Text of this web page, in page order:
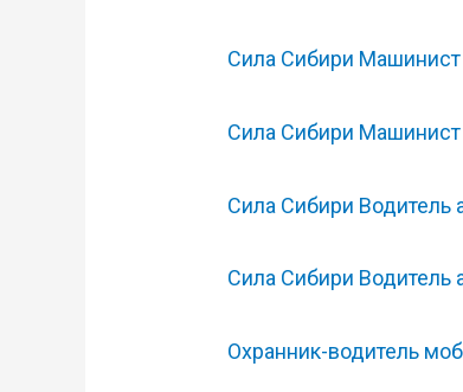
Сила Сибири Машинист
Сила Сибири
Сила Сибири Водитель
Сила Сибири Водитель
Охранник-водитель